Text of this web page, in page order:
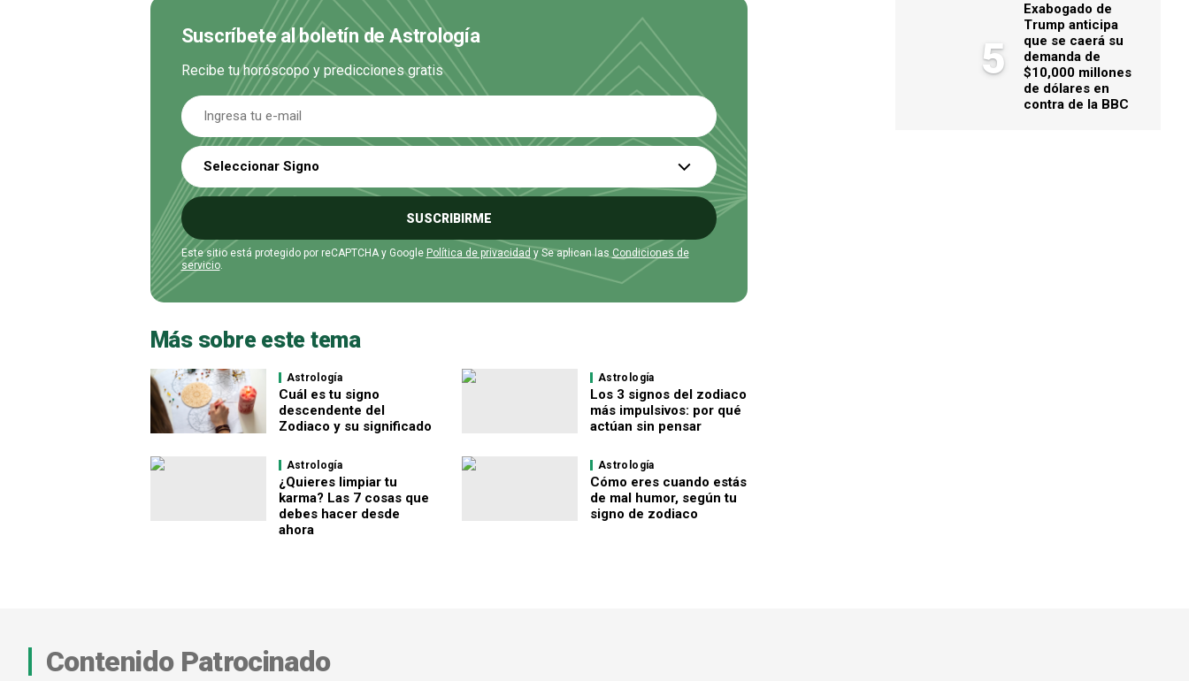
Suscríbete al boletín de Astrología
Recibe tu horóscopo y predicciones gratis
Seleccionar Signo
SUSCRIBIRME
Este sitio está protegido por reCAPTCHA y Google Política de privacidad y Se aplican las Condiciones de
servicio.
Más sobre este tema
Astrología
Cuál es tu signo
descendente del
Zodiaco y su significado
Astrología
Los 3 signos del zodiaco
más impulsivos: por qué
actúan sin pensar
Astrología
¿Quieres limpiar tu
karma? Las 7 cosas que
debes hacer desde
ahora
Astrología
Cómo eres cuando estás
de mal humor, según tu
signo de zodiaco
5
Exabogado de
Trump anticipa
que se caerá su
demanda de
$10,000 millones
de dólares en
contra de la BBC
Contenido Patrocinado